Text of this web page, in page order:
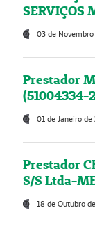
SERVIÇOS
03 de
Prestador
(51004334-
01 de Janeiro de
Prestador
S/S Ltda-
18 de Outubro